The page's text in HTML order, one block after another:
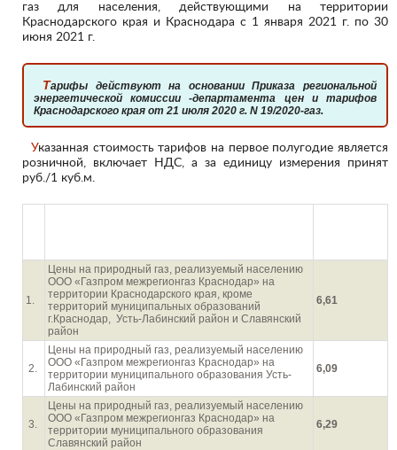
газ для населения, действующими на территории
Краснодарского края и Краснодара с 1 января 2021 г. по 30
июня 2021 г.
Тарифы действуют на основании Приказа региональной
энергетической комиссии -департамента цен и тарифов
Краснодарского края от 21 июля 2020 г. N 19/2020-газ.
Указанная стоимость тарифов на первое полугодие является
розничной, включает НДС, а за единицу измерения принят
руб./1 куб.м.
1.
Цены на природный газ, реализуемый населению
ООО «Газпром межрегионгаз Краснодар» на
территории Краснодарского края, кроме
территорий муниципальных образований
г.Краснодар, Усть-Лабинский район и Славянский
район
6,61
2.
Цены на природный газ, реализуемый населению
ООО «Газпром межрегионгаз Краснодар» на
территории муниципального образования Усть-
Лабинский район
6,09
3.
Цены на природный газ, реализуемый населению
ООО «Газпром межрегионгаз Краснодар» на
территории муниципального образования
Славянский район
6,29